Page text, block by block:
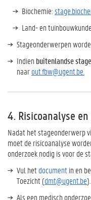
Biochemie:
Land- en
Stageonderwerpen
Indien buitenlandse stage
naarout.fbw@ugent.be.
4. Risicoanalyse
Nadat het stageonderwerp
moet de risicoanalyse
onderzoek nodig is voor de
Vul hetdocumentin en
Toezicht (dmt@ugent.be).
Als een medisch